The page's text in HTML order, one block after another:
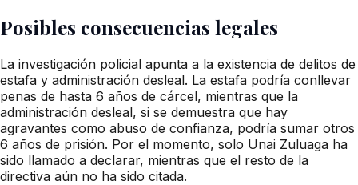
Posibles consecuencias legales
La investigación policial apunta a la existencia de delitos de
estafa y administración desleal. La estafa podría conllevar
penas de hasta 6 años de cárcel, mientras que la
administración desleal, si se demuestra que hay
agravantes como abuso de confianza, podría sumar otros
6 años de prisión. Por el momento, solo Unai Zuluaga ha
sido llamado a declarar, mientras que el resto de la
directiva aún no ha sido citada.